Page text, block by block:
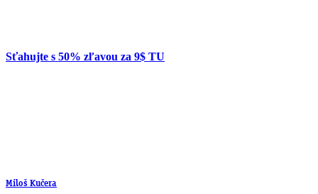
Sťahujte s 50% zľavou za 9$ TU
Miloš Kučera